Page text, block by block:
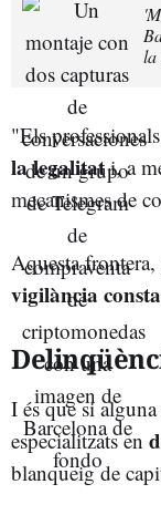
la
"Els
la legalitati, a
mecanismes de
Aquesta
vigilància
I és que si
especialitzats en
blanqueig de